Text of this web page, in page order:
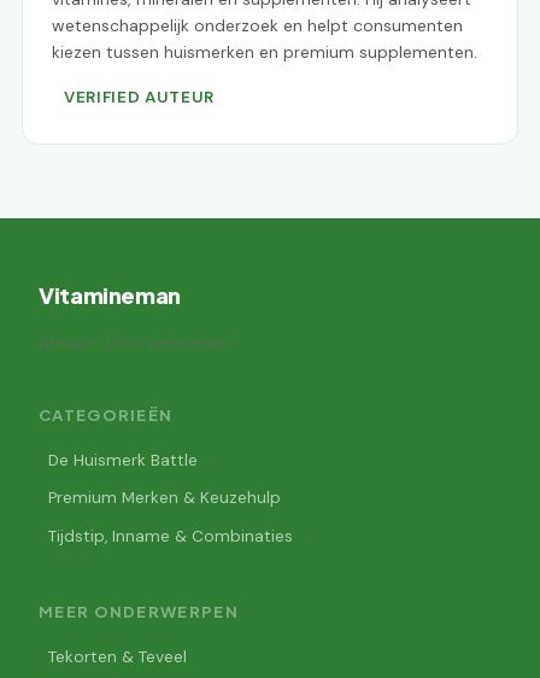
wetenschappelijk onderzoek en helpt consumenten
kiezen tussen huismerken en premium supplementen.
VERIFIED AUTEUR
Vitamineman
Auteur: Joris Verhoeven
CATEGORIEËN
De Huismerk Battle
Premium Merken & Keuzehulp
Tijdstip, Inname & Combinaties
MEER ONDERWERPEN
Tekorten & Teveel